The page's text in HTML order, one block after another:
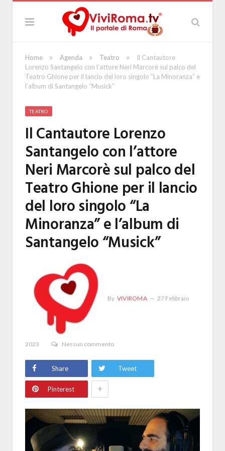
Home » Agenda » Teatro »
Il Cantautore
Lorenzo Santangelo con l’attore Neri Marcorè sul palco del
Teatro Ghione per il lancio del loro singolo “La Minoranza” e
l’album di Santangelo “Musick”
TEATRO
Il Cantautore Lorenzo
Santangelo con l’attore
Neri Marcorè sul palco del
Teatro Ghione per il lancio
del loro singolo “La
Minoranza” e l’album di
Santangelo “Musick”
By VIVIROMA 27 Febbraio
2023 Nessun commento
Share Tweet
Pinterest +